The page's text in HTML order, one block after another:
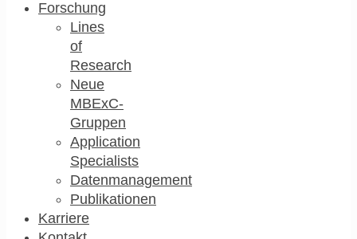
Forschung
Lines
of
Research
Neue
MBExC-
Gruppen
Application
Specialists
Datenmanagement
Publikationen
Karriere